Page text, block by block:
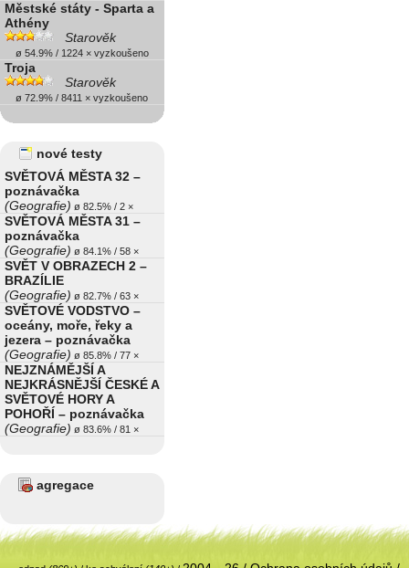
Městské státy - Sparta a
Athény
Starověk
ø 54.9% / 1224 × vyzkoušeno
Troja
Starověk
ø 72.9% / 8411 × vyzkoušeno
nové testy
SVĚTOVÁ MĚSTA 32 –
poznávačka
(Geografie) ø 82.5% / 2 ×
SVĚTOVÁ MĚSTA 31 –
poznávačka
(Geografie) ø 84.1% / 58 ×
SVĚT V OBRAZECH 2 –
BRAZÍLIE
(Geografie) ø 82.7% / 63 ×
SVĚTOVÉ VODSTVO –
oceány, moře, řeky a
jezera – poznávačka
(Geografie) ø 85.8% / 77 ×
NEJZNÁMĚJŠÍ A
NEJKRÁSNĚJŠÍ ČESKÉ A
SVĚTOVÉ HORY A
POHOŘÍ – poznávačka
(Geografie) ø 83.6% / 81 ×
agregace